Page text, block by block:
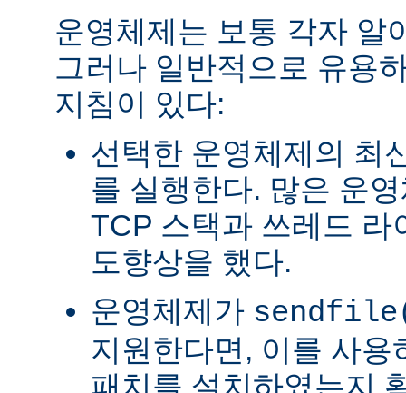
운영체제는 보통 각자 알
그러나 일반적으로 유용
지침이 있다:
선택한 운영체제의 최
를 실행한다. 많은 운
TCP 스택과 쓰레드 라
도향상을 했다.
운영체제가
지원한다면, 이를 사용
패치를 설치하였는지